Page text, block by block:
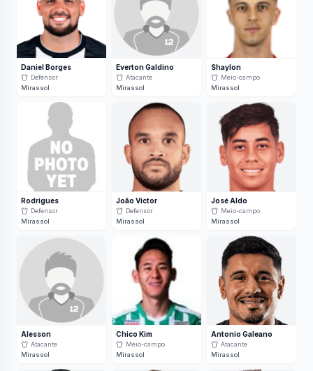
Daniel Borges
Defensor
Mirassol
Everton Galdino
Atacante
Mirassol
Shaylon
Meio-campo
Mirassol
Rodrigues
Defensor
Mirassol
João Victor
Defensor
Mirassol
José Aldo
Meio-campo
Mirassol
Alesson
Atacante
Mirassol
Chico Kim
Meio-campo
Mirassol
Antonio Galeano
Atacante
Mirassol